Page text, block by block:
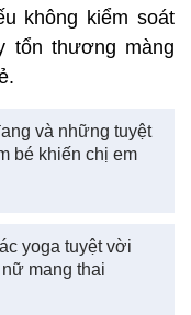
không kiểm soát
tổn thương màng
và những tuyệt
bé khiến chị em
yoga tuyệt vời
mang thai